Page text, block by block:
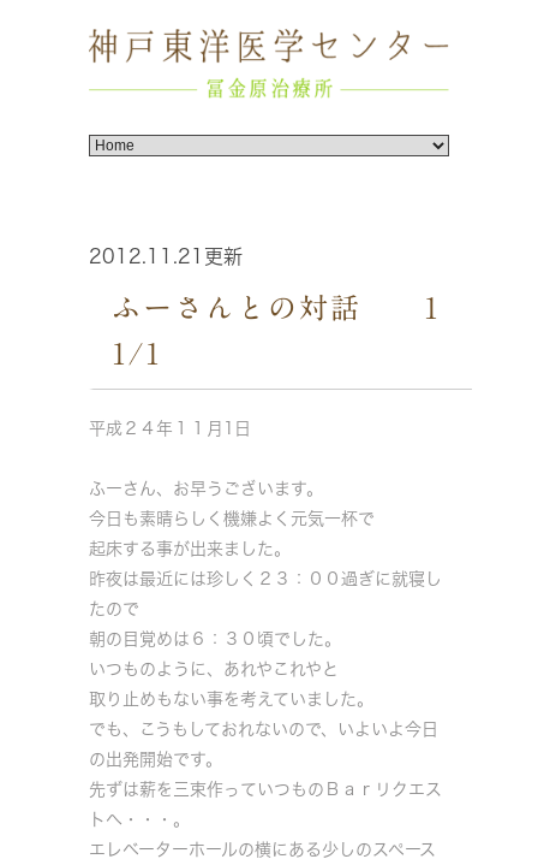
2012.11.21更新
ふーさんとの対話 1
1/1
平成２４年１１月1日
ふーさん、お早うございます。
今日も素晴らしく機嫌よく元気一杯で
起床する事が出来ました。
昨夜は最近には珍しく２３：００過ぎに就寝し
たので
朝の目覚めは６：３０頃でした。
いつものように、あれやこれやと
取り止めもない事を考えていました。
でも、こうもしておれないので、いよいよ今日
の出発開始です。
先ずは薪を三束作っていつものＢａｒリクエス
トへ・・・。
エレベーターホールの横にある少しのスペース